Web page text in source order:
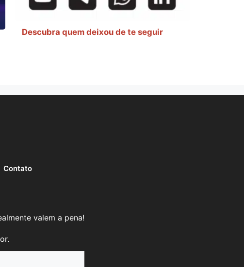
Descubra quem deixou de te seguir
Contato
valem a pena!